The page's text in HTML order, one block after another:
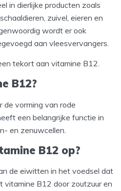
in dierlijke producten zoals
zuivel, eieren en
wordt er ook
aan vleesvervangers.
tekort aan vitamine B12.
B12?
de vorming van rode
een belangrijke functie in
en zenuwcellen.
B12 op?
de eiwitten in het voedsel dat
vitamine B12 door zoutzuur en